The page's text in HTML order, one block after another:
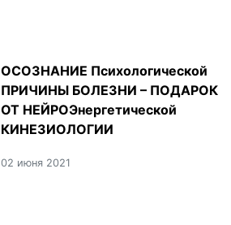
ОСОЗНАНИЕ Психологической
ПРИЧИНЫ БОЛЕЗНИ – ПОДАРОК
ОТ НЕЙРОЭнергетической
КИНЕЗИОЛОГИИ
02 июня 2021